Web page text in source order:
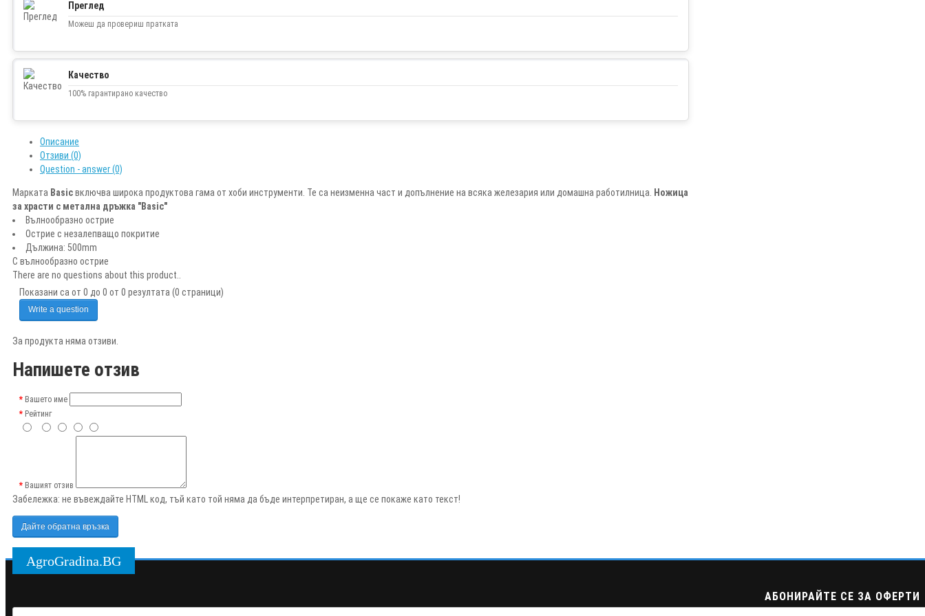
Преглед
Можеш да провериш пратката
Качество
100% гарантирано качество
Описание
Отзиви (0)
Question - answer (0)
Марката Basicвключва широка продуктова гама от хоби инструменти. Те са неизменна част и допълнение на всяка железария или домашна работилница. Ножица
за храсти с метална дръжка "Basic"
Вълнообразно острие
Острие с незалепващо покритие
Дължина: 500mm
С вълнообразно острие
There are no questions about this product..
Показани са от 0 до 0 от 0 резултата (0 страници)
Write a question
За продукта няма отзиви.
Напишете отзив
Вашето име
Рейтинг
Вашият отзив
Забележка: не въвеждайте HTML код, тъй като той няма да бъде интерпретиран, а ще се покаже като текст!
Дайте обратна връзка
AgroGradina.BG
АБОНИРАЙТЕ СЕ ЗА ОФЕРТИ